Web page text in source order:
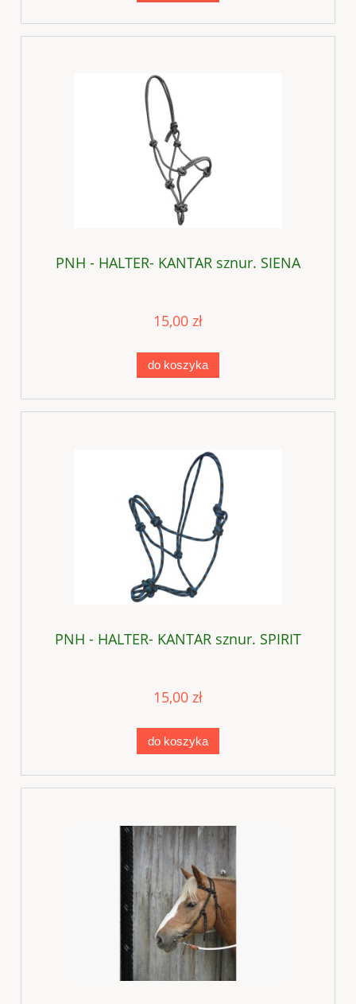
PNH - HALTER- KANTAR sznur. SIENA
15,00 zł
do koszyka
PNH - HALTER- KANTAR sznur. SPIRIT
15,00 zł
do koszyka